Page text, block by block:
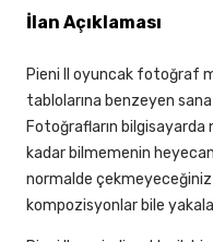
İlan Açıklaması
Pieni II oyuncak fotoğraf
tablolarına benzeyen
Fotoğrafların bilgisayarda
kadar bilmemenin
normalde
kompozisyonlar bile